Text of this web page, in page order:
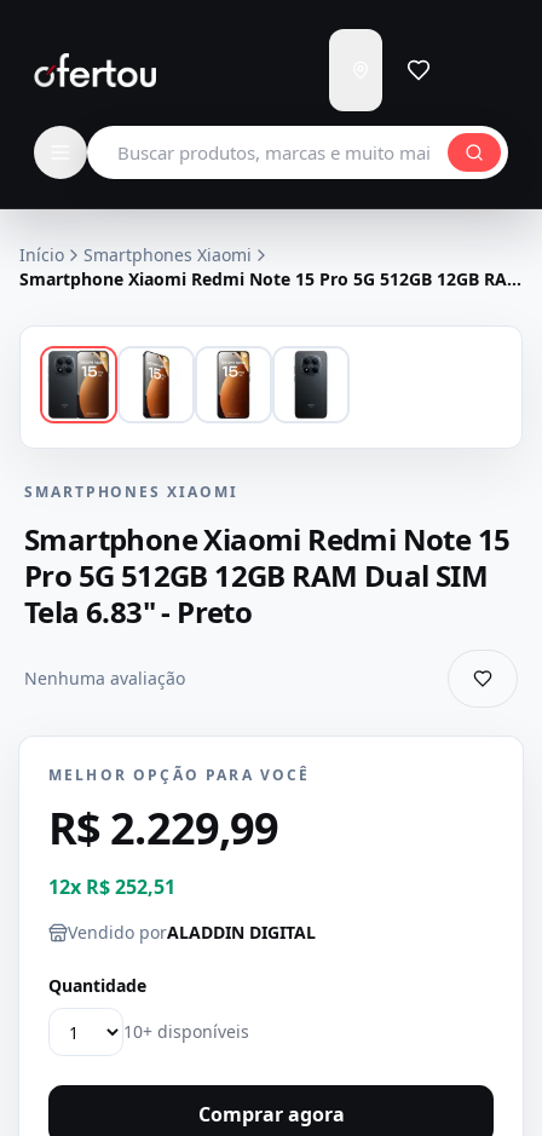
para
Carregando...
Buscar produtos
Início
Smartphones Xiaomi
Smartphone Xiaomi Redmi Note 15 Pro 5G 512GB 12GB RAM
SMARTPHONES XIAOMI
Smartphone Xiaomi Redmi Note 15
Pro 5G 512GB 12GB RAM Dual SIM
Tela 6.83" - Preto
Nenhuma avaliação
MELHOR OPÇÃO PARA VOCÊ
R$ 2.229,99
12x R$ 252,51
Vendido porALADDIN DIGITAL
Quantidade
10+ disponíveis
Comprar agora